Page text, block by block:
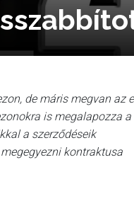
de máris megvan az
is megalapozza a
a szerződéseik
kontraktusa